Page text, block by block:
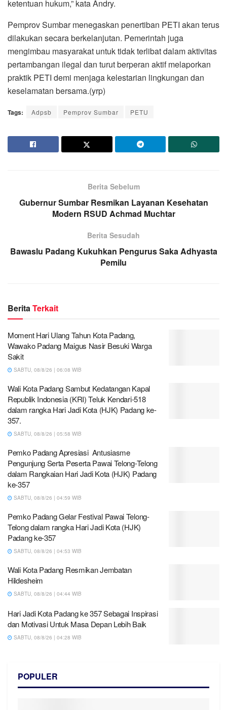
ketentuan hukum,” kata Andry.
Pemprov Sumbar menegaskan penertiban PETI akan terus
dilakukan secara berkelanjutan. Pemerintah juga
mengimbau masyarakat untuk tidak terlibat dalam aktivitas
pertambangan ilegal dan turut berperan aktif melaporkan
praktik PETI demi menjaga kelestarian lingkungan dan
keselamatan bersama.(yrp)
Tags: Adpsb Pemprov Sumbar PETU
Berita Sebelum
Gubernur Sumbar Resmikan Layanan Kesehatan
Modern RSUD Achmad Muchtar
Berita Sesudah
Bawaslu Padang Kukuhkan Pengurus Saka Adhyasta
Pemilu
Berita Terkait
Moment Hari Ulang Tahun Kota Padang,
Wawako Padang Maigus Nasir Besuki Warga
Sakit
SABTU, 08/8/26 | 06:08 WIB
Wali Kota Padang Sambut Kedatangan Kapal
Republik Indonesia (KRI) Teluk Kendari-518
dalam rangka Hari Jadi Kota (HJK) Padang ke-
357.
SABTU, 08/8/26 | 05:58 WIB
Pemko Padang Apresiasi Antusiasme
Pengunjung Serta Peserta Pawai Telong-Telong
dalam Rangkaian Hari Jadi Kota (HJK) Padang
ke-357
SABTU, 08/8/26 | 04:59 WIB
Pemko Padang Gelar Festival Pawai Telong-
Telong dalam rangka Hari Jadi Kota (HJK)
Padang ke-357
SABTU, 08/8/26 | 04:53 WIB
Wali Kota Padang Resmikan Jembatan
Hildesheim
SABTU, 08/8/26 | 04:44 WIB
Hari Jadi Kota Padang ke 357 Sebagai Inspirasi
dan Motivasi Untuk Masa Depan Lebih Baik
SABTU, 08/8/26 | 04:28 WIB
POPULER